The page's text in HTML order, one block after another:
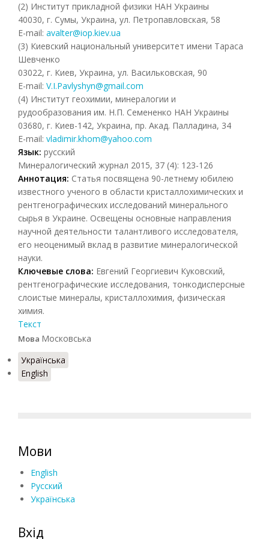
(2) Институт прикладной физики НАН Украины
40030, г. Сумы, Украина, ул. Петропавловская, 58
E-mail: avalter@iop.kiev.ua
(3) Киевский национальный университет имени Тараса
Шевченко
03022, г. Киев, Украина, ул. Васильковская, 90
E-mail: V.I.Pavlyshyn@gmail.com
(4) Институт геохимии, минералогии и
рудообразования им. Н.П. Семененко НАН Украины
03680, г. Киев-142, Украина, пр. Акад. Палладина, 34
E-mail: vladimir.khom@yahoo.com
Язык: русский
Минералогический журнал 2015, 37 (4): 123-126
Аннотация: Статья посвящена 90-летнему юбилею
известного ученого в области кристаллохимических и
рентгенографических исследований минерального
сырья в Украине. Освещены основные направления
научной деятельности талантливого исследователя,
его неоценимый вклад в развитие минералогической
науки.
Ключевые слова: Евгений Георгиевич Куковский,
рентгенографические исследования, тонкодисперсные
слоистые минералы, кристаллохимия, физическая
химия.
Текст
Мова Московська
Українська
English
Мови
English
Русский
Українська
Вхід